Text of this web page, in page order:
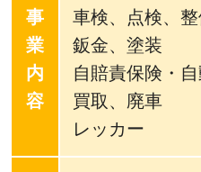
事
業
内
容
車検、点検、
鈑金、塗装
自賠責保険・
買取、廃車
レッカー